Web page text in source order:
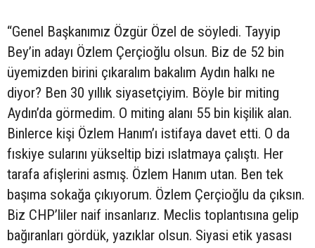
“Genel Başkanımız Özgür Özel de söyledi. Tayyip
Bey’in adayı Özlem Çerçioğlu olsun. Biz de 52 bin
üyemizden birini çıkaralım bakalım Aydın halkı ne
diyor? Ben 30 yıllık siyasetçiyim. Böyle bir miting
Aydın’da görmedim. O miting alanı 55 bin kişilik alan.
Binlerce kişi Özlem Hanım’ı istifaya davet etti. O da
fıskiye sularını yükseltip bizi ıslatmaya çalıştı. Her
tarafa afişlerini asmış. Özlem Hanım utan. Ben tek
başıma sokağa çıkıyorum. Özlem Çerçioğlu da çıksın.
Biz CHP’liler naif insanlarız. Meclis toplantısına gelip
bağıranları gördük, yazıklar olsun. Siyasi etik yasası